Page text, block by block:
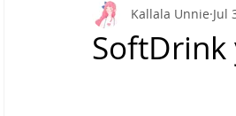
SoftDrink
Kallala Unnie Jul